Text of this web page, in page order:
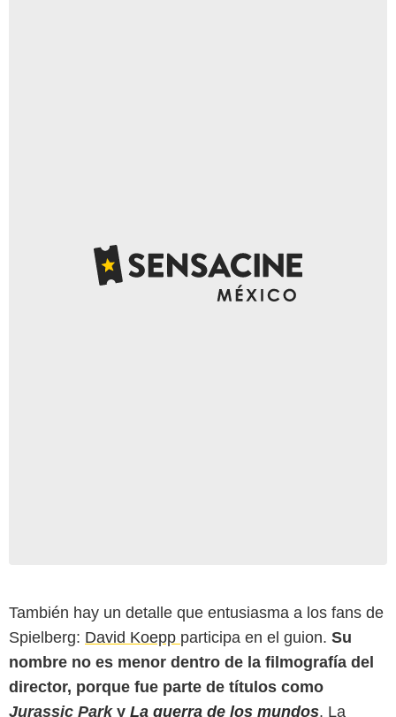
También hay un detalle que entusiasma a los fans de
Spielberg: David Koepp participa en el guion. Su
nombre no es menor dentro de la filmografía del
director, porque fue parte de títulos como
Jurassic Parky La guerra de los mundos. La